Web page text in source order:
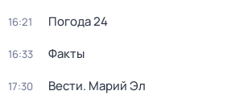
16:21 Погода 24
16:33 Факты
17:30 Вести. Марий Эл